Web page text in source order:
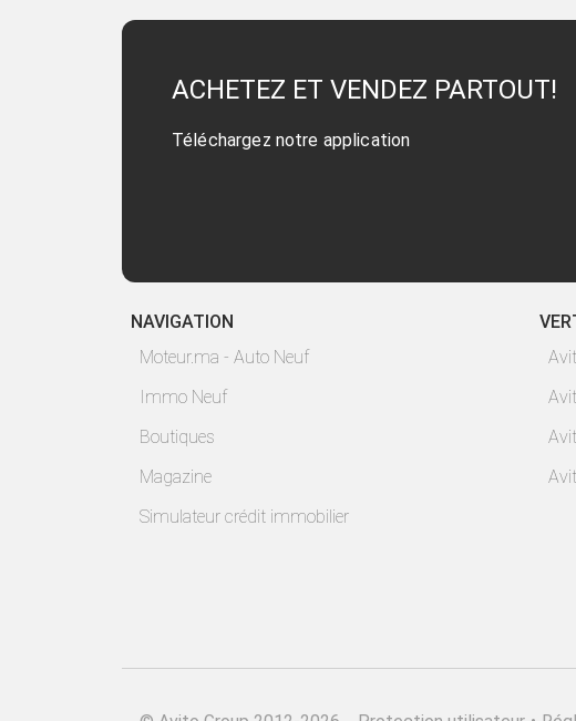
ACHETEZ ET VENDEZ PARTOUT!
Téléchargez notre application
NAVIGATION
Moteur.ma - Auto Neuf
Immo Neuf
Boutiques
Magazine
Simulateur crédit immobilier